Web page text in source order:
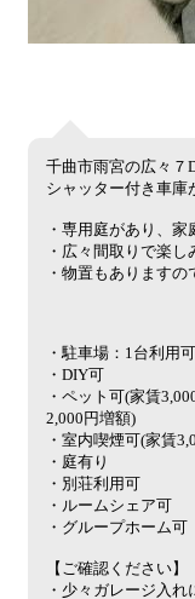
千曲市雨宮の広々７
シャッター付き車庫
・専用庭があり、
・広々間取りで楽し
・物置もあります
・駐車場：1台利用
・DIY可
・ペット可(家賃
2,000円増額)
・室内喫煙可(家賃
・庭有り
・別荘利用可
・ルームシェア可
・グループホーム可
【ご確認ください】
・少々ガレージ入